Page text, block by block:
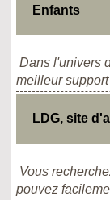
Enfants
Dans l'univers
meilleur
LDG, site
Vous
pouvez